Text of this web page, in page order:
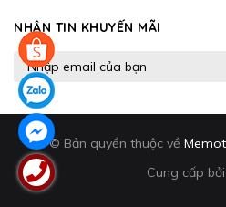
NHẬN TIN KHUYẾN MÃI
© Bản quyền thuộc về
Cung cấp bởi